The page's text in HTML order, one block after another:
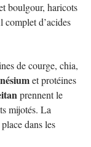
boulgour, haricots
complet d’acides
de courge, chia,
et protéines
prennent le
mijotés. La
dans les